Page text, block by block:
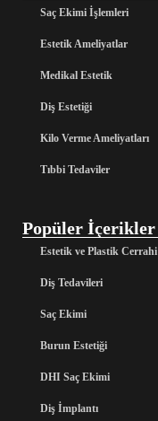
Saç Ekimi İşlemleri
Estetik Ameliyatlar
Medikal Estetik
Diş Estetiği
Kilo Verme Ameliyatları
Tıbbi Tedaviler
Popüler İçerikler
Estetik ve Plastik Cerrahi
Diş Tedavileri
Saç Ekimi
Burun Estetiği
DHI Saç Ekimi
Diş İmplantı